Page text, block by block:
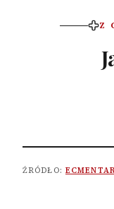
Z
ŹRÓDŁO: